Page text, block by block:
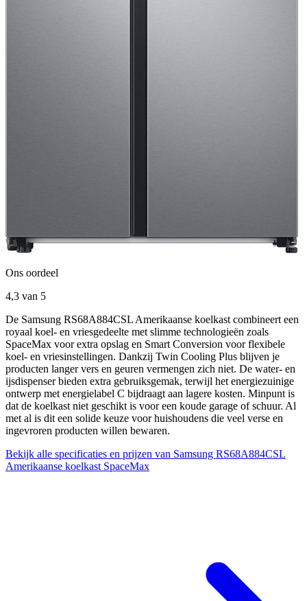
Ons oordeel
4,3 van 5
De Samsung RS68A884CSL Amerikaanse koelkast combineert een
royaal koel- en vriesgedeelte met slimme technologieën zoals
SpaceMax voor extra opslag en Smart Conversion voor flexibele
koel- en vriesinstellingen. Dankzij Twin Cooling Plus blijven je
producten langer vers en geuren vermengen zich niet. De water- en
ijsdispenser bieden extra gebruiksgemak, terwijl het energiezuinige
ontwerp met energielabel C bijdraagt aan lagere kosten. Minpunt is
dat de koelkast niet geschikt is voor een koude garage of schuur. Al
met al is dit een solide keuze voor huishoudens die veel verse en
ingevroren producten willen bewaren.
Bekijk alle specificaties en prijzen van Samsung RS68A884CSL
Amerikaanse koelkast SpaceMax